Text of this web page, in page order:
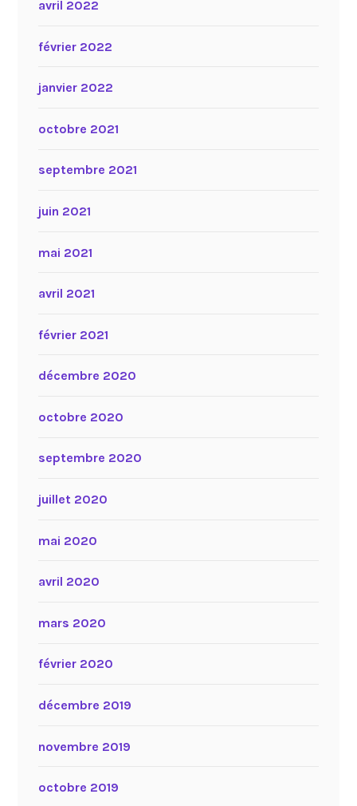
avril 2022
février 2022
janvier 2022
octobre 2021
septembre 2021
juin 2021
mai 2021
avril 2021
février 2021
décembre 2020
octobre 2020
septembre 2020
juillet 2020
mai 2020
avril 2020
mars 2020
février 2020
décembre 2019
novembre 2019
octobre 2019